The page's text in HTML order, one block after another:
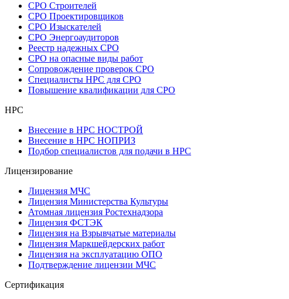
СРО Строителей
СРО Проектировщиков
СРО Изыскателей
СРО Энергоаудиторов
Реестр надежных СРО
СРО на опасные виды работ
Сопровождение проверок СРО
Специалисты НРС для СРО
Повышение квалификации для СРО
НРС
Внесение в НРС НОСТРОЙ
Внесение в НРС НОПРИЗ
Подбор специалистов для подачи в НРС
Лицензирование
Лицензия МЧС
Лицензия Министерства Культуры
Атомная лицензия Ростехнадзора
Лицензия ФСТЭК
Лицензия на Взрывчатые материалы
Лицензия Маркшейдерских работ
Лицензия на эксплуатацию ОПО
Подтверждение лицензии МЧС
Сертификация